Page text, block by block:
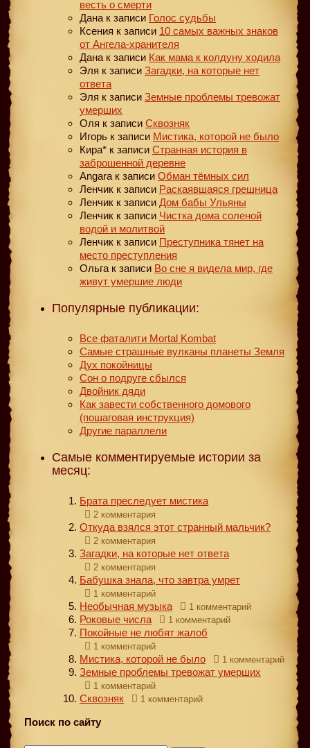
весть о смерти
Дана к записи Голос судьбы
Ксения к записи 10 самых важных знаков
от Ангела-хранителя
Дана к записи Как мама к колдуну ходила
Эля к записи Загадки, на которые нет
ответа
Эля к записи Земные проблемы тревожат
умерших
Оля к записи Сквозняк
Игорь к записи Мистика, которой не было
Кира* к записи Странная история в
заброшенной деревне
Angara к записи Обман тёмных сил
Ленчик к записи Раскаявшаяся грешница
Ленчик к записи Дом бабы Ульяны
Ленчик к записи Чистка дома соленой
водой и молитвой
Ленчик к записи Преступника тянет на
место преступления
Ольга к записи Во сне я видела мир, где
живут умершие люди
Популярные публикации:
Все фаталити Mortal Kombat
Самые страшные вулканы планеты Земля
Дух покойницы
Сон о подруге сбылся
Двойник дяди
Как завести собственного домового
(пошаговая инструкция)
Другие параллели
Самые комментируемые истории за
месяц:
Брата преследует мистика
2 комментария
Откуда взялся этот странный мальчик?
2 комментария
Загадки, на которые нет ответа
2 комментария
Бабушка знала, что завтра умрет
1 комментарий
Необычная музыка 1 комментарий
Роковые числа 1 комментарий
Покойные не любят жалоб
1 комментарий
Мистика, которой не было 1 комментарий
Земные проблемы тревожат умерших
1 комментарий
Сквозняк 1 комментарий
Поиск по сайту